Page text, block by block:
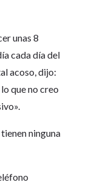
unas 8
cada día del
acoso, dijo:
que no creo
ninguna